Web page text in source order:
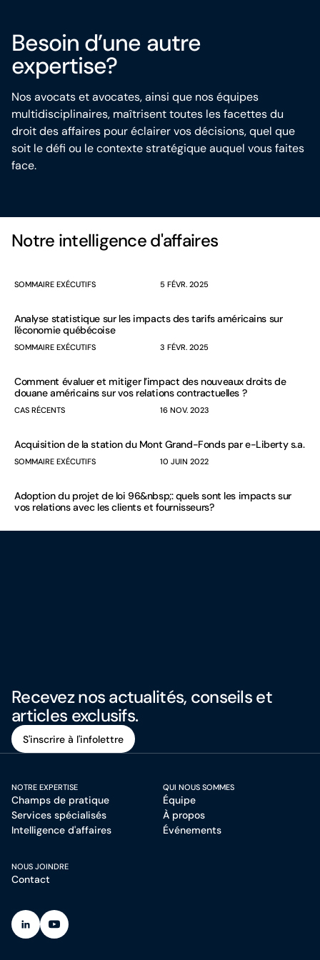
Besoin d’une autre
expertise?
Nos avocats et avocates, ainsi que nos équipes
multidisciplinaires, maîtrisent toutes les facettes du
droit des affaires pour éclairer vos décisions, quel que
soit le défi ou le contexte stratégique auquel vous faites
face.
Notre intelligence d'affaires
SOMMAIRE EXÉCUTIFS 5 FÉVR. 2025
Analyse statistique sur les impacts des tarifs américains sur
l'économie québécoise
SOMMAIRE EXÉCUTIFS 3 FÉVR. 2025
Comment évaluer et mitiger l’impact des nouveaux droits de
douane américains sur vos relations contractuelles ?
CAS RÉCENTS 16 NOV. 2023
Acquisition de la station du Mont Grand-Fonds par e-Liberty s.a.
SOMMAIRE EXÉCUTIFS 10 JUIN 2022
Adoption du projet de loi 96&nbsp;: quels sont les impacts sur
vos relations avec les clients et fournisseurs?
Recevez nos actualités, conseils et
articles exclusifs.
S'inscrire à l'infolettre
NOTRE EXPERTISE
Champs de pratique
Services spécialisés
Intelligence d'affaires
QUI NOUS SOMMES
Équipe
À propos
Événements
NOUS JOINDRE
Contact
(Ouvre dans un nouvel onglet)
(Ouvre dans un nouvel onglet)